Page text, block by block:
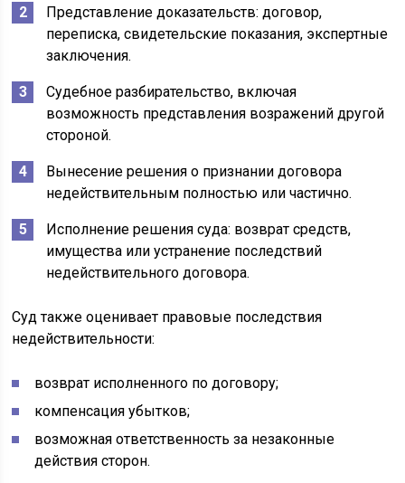
Представление доказательств: договор,
переписка, свидетельские показания, экспертные
заключения.
Судебное разбирательство, включая
возможность представления возражений другой
стороной.
Вынесение решения о признании договора
недействительным полностью или частично.
Исполнение решения суда: возврат средств,
имущества или устранение последствий
недействительного договора.
Суд также оценивает правовые последствия
недействительности:
возврат исполненного по договору;
компенсация убытков;
возможная ответственность за незаконные
действия сторон.